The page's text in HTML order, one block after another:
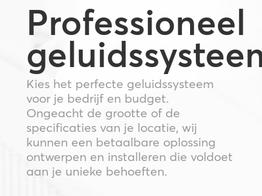
Professioneel
Kies het perfecte geluidssysteem
voor je bedrijf en budget.
Ongeacht de grootte of de
specificaties van je locatie, wij
kunnen een betaalbare oplossing
ontwerpen en installeren die voldoet
aan je unieke behoeften.